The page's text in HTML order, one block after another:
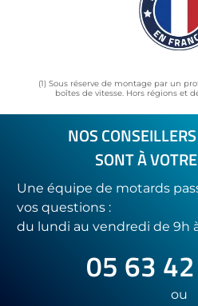
(1) Sous réserve de montage par un
boîtes de vitesse. Hors régions et
NOS
SONT À
Une équipe de motards
vos questions :
du lundi au vendredi de 9h à
05 63
ou